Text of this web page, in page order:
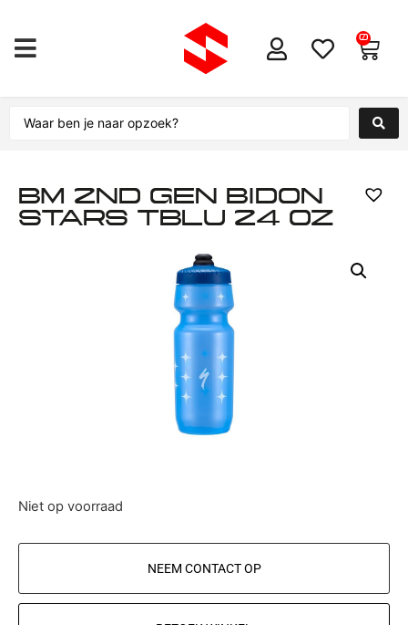
0
BM 2ND GEN BIDON
STARS TBLU 24 OZ
Niet op voorraad
NEEM CONTACT OP